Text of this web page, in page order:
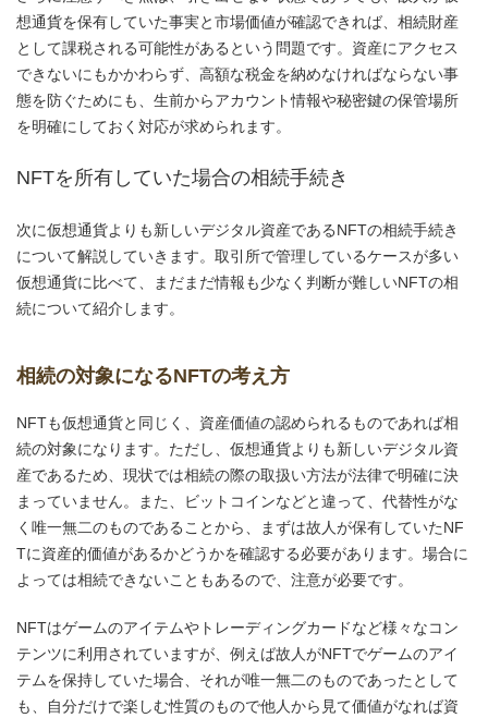
想通貨を保有していた事実と市場価値が確認できれば、相続財産
として課税される可能性があるという問題です。資産にアクセス
できないにもかかわらず、高額な税金を納めなければならない事
態を防ぐためにも、生前からアカウント情報や秘密鍵の保管場所
を明確にしておく対応が求められます。
NFTを所有していた場合の相続手続き
次に仮想通貨よりも新しいデジタル資産であるNFTの相続手続き
について解説していきます。取引所で管理しているケースが多い
仮想通貨に比べて、まだまだ情報も少なく判断が難しいNFTの相
続について紹介します。
相続の対象になるNFTの考え方
NFTも仮想通貨と同じく、資産価値の認められるものであれば相
続の対象になります。ただし、仮想通貨よりも新しいデジタル資
産であるため、現状では相続の際の取扱い方法が法律で明確に決
まっていません。また、ビットコインなどと違って、代替性がな
く唯一無二のものであることから、まずは故人が保有していたNF
Tに資産的価値があるかどうかを確認する必要があります。場合に
よっては相続できないこともあるので、注意が必要です。
NFTはゲームのアイテムやトレーディングカードなど様々なコン
テンツに利用されていますが、例えば故人がNFTでゲームのアイ
テムを保持していた場合、それが唯一無二のものであったとして
も、自分だけで楽しむ性質のもので他人から見て価値がなれば資